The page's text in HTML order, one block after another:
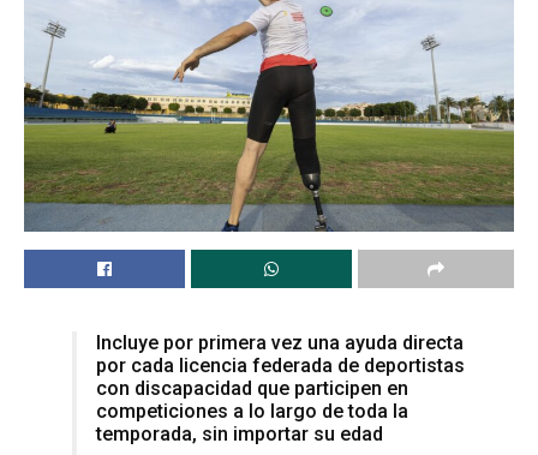
Incluye por primera vez una ayuda directa
por cada licencia federada de deportistas
con discapacidad que participen en
competiciones a lo largo de toda la
temporada, sin importar su edad